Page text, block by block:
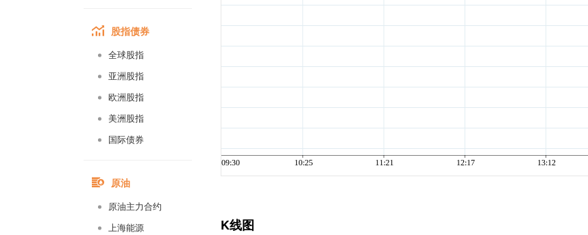
股指债券
全球股指
亚洲股指
欧洲股指
美洲股指
国际债券
原油
原油主力合约
上海能源 K线图